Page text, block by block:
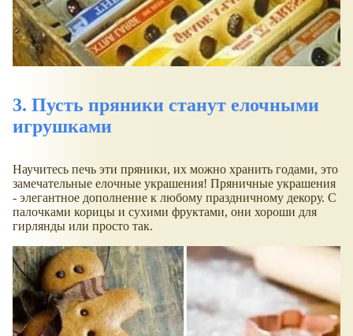
3. Пусть пряники станут елочными
игрушками
Научитесь печь эти пряники, их можно хранить годами, это
замечательные елочные украшения! Пряничные украшения
- элегантное дополнение к любому праздничному декору. С
палочками корицы и сухими фруктами, они хороши для
гирлянды или просто так.